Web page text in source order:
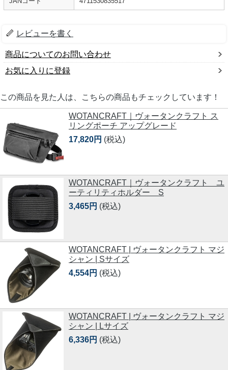
レビューを書く
商品についてのお問い合わせ
お気に入りに登録
この商品を見た人は、こちらの商品もチェックしています！
WOTANCRAFT｜ヴォータンクラフト ス
リングポーチ アップグレード
17,820円 (税込)
WOTANCRAFT｜ヴォータンクラフト ユ
ーティリティホルダー S
3,465円 (税込)
WOTANCRAFT | ヴォータンクラフト マジ
シャン | Sサイズ
4,554円 (税込)
WOTANCRAFT | ヴォータンクラフト マジ
シャン | Lサイズ
6,336円 (税込)